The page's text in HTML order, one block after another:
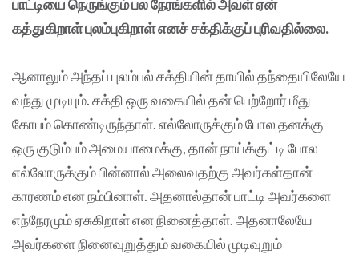
பாட்டியை நெருங்கும் பல நேரங்களில் அவள் ஏன்
கத்துகிறாள் புலம்புகிறாள் எனச் சக்திக்குப் புரிவதில்லை.
ஆனாலும் அந்தப் புலம்பல் சக்தியின் தாயில் தந்தையிலேயே
வந்து முடியும். சக்தி ஒரு வகையில் தன் பெற்றோர் மீது
கோபம் கொண்டிருந்தாள். எல்லோருக்கும் போல தனக்கு
ஒரு குடும்பம் அமையாமைக்கு, தான் நாய்க்குட்டி போல
எல்லோருக்கும் பின்னால் அலைவதற்கு அவர்கள்தான்
காரணம் என நம்பினாள். அதனால்தான் பாட்டி அவர்களை
எந்நேரமும் ஏசுகிறாள் என நினைத்தாள். அதனாலேயே
அவர்களை நினைவுறுத்தும் வகையில் முடிவுறும்